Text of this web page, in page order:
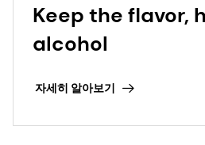
Keep the flavor,
alcohol
자세히 알아보기